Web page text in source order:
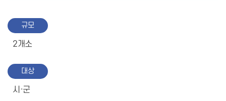
규모
2개소
대상
시·군